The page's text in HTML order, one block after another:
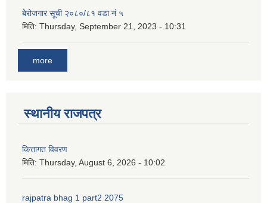
बेरोजगार सूची २०८०/८१ वडा नं ५
मिति: Thursday, September 21, 2023 - 10:31
more
स्थानीय राजपत्र
कित्तागत विवरण
मिति: Thursday, August 6, 2026 - 10:02
rajpatra bhag 1 part2 2075